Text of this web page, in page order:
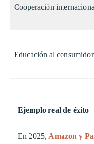
Cooperación
Educación al consumidor
Ejemplo real de éxito
En 2025, Amazon y